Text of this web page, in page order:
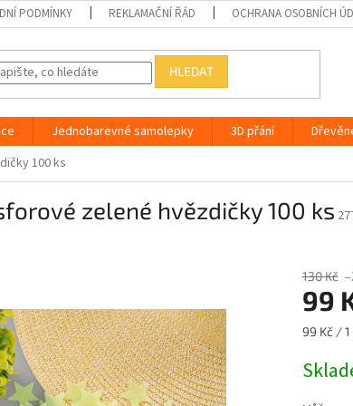
PODMÍNKY REKLAMAČNÍ ŘÁD OCHRANA OSOBNÍCH
HLEDAT
Jednobarevné samolepky 3D přání
100 ks
zelené hvězdičky 100 ks
130 Kč
99
Měrná
99 Kč / 1